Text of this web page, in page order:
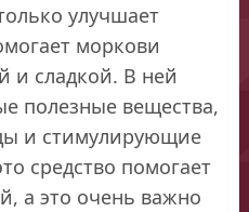
улучшает
моркови
и сладкой. В ней
полезные вещества,
и стимулирующие
средство помогает
а это очень важно